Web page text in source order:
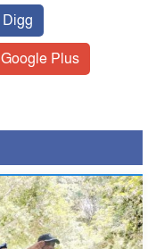
Digg
Google Plus